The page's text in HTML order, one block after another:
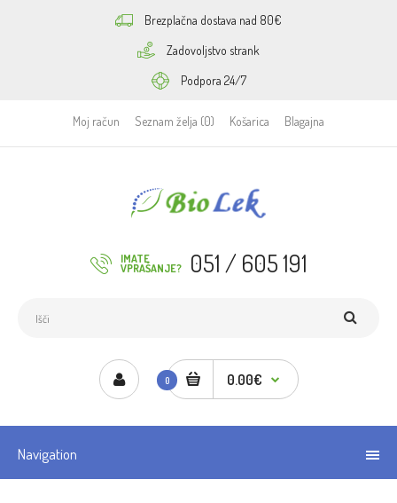
Brezplačna dostava nad 80€
Zadovoljstvo strank
Podpora 24/7
Moj račun Seznam želja (0) Košarica Blagajna
IMATE
VPRAŠANJE? 051 / 605 191
0 0.00€
Navigation